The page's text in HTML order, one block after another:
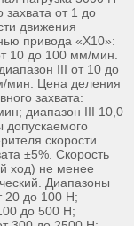
захвата от 1 до
движения
привода «Х10»:
10 до 100 мм/мин.
III от 10 до
мин. Цена деления
захвата:
диапазон III 10,0
скорости
±5%. Скорость
ход) не менее
Диапазоны
20 до 100 Н;
до 500 Н;